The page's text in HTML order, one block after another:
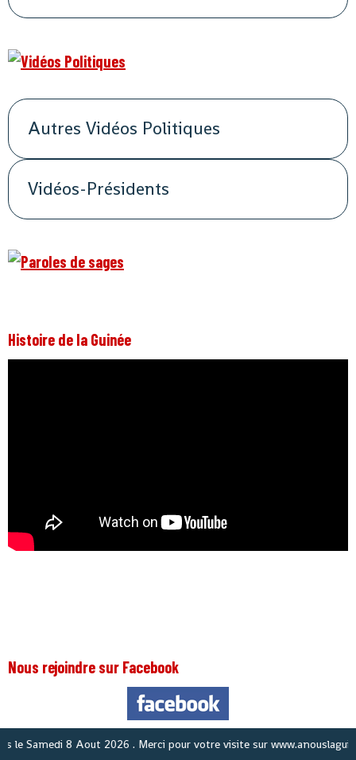
Autres Vidéos Politiques
Vidéos-Présidents
Histoire de la Guinée
Nous rejoindre sur Facebook